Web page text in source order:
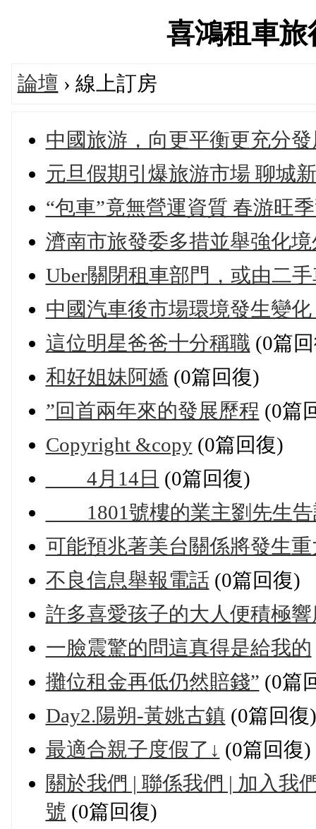
喜鴻租車
論壇 › 線上訂房
中國旅游，向更平衡更充分發
元旦假期引爆旅游市場 聊城
“包車”竟無營運資質 春游旺
濟南市旅發委多措並舉強化
Uber關閉租車部門，或由二
中國汽車後市場環境發生變
這位明星爸爸十分稱職 (0篇
和好姐妹阿嬌 (0篇回復)
”回首兩年來的發展歷程 (0篇
Copyright &copy(0篇回復)
4月14日 (0篇回復)
1801號樓的業主劉先生告
可能預兆著美台關係將發生
不良信息舉報電話 (0篇回復)
許多喜愛孩子的大人便積極
一臉震驚的問這真得是給我的
攤位租金再低仍然賠錢” (0篇
Day2.陽朔-黃姚古鎮 (0篇回復)
最適合親子度假了↓ (0篇回復)
關於我們 | 聯係我們 | 加入我
號 (0篇回復)